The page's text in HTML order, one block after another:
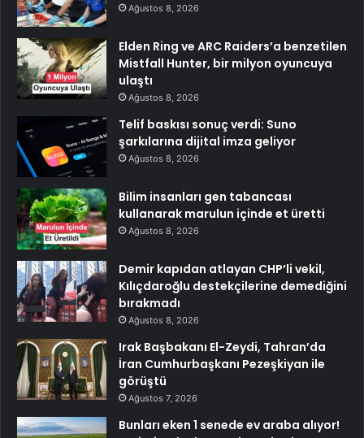
Ağustos 8, 2026
Elden Ring ve ARC Raiders’a benzetilen
Mistfall Hunter, bir milyon oyuncuya
ulaştı
Ağustos 8, 2026
Telif baskısı sonuç verdi: Suno
şarkılarına dijital imza geliyor
Ağustos 8, 2026
Bilim insanları gen tabancası
kullanarak marulun içinde et üretti
Ağustos 8, 2026
Demir kapıdan atlayan CHP’li vekil,
Kılıçdaroğlu destekçilerine demediğini
bırakmadı
Ağustos 8, 2026
Irak Başbakanı El-Zeydi, Tahran’da
İran Cumhurbaşkanı Pezeşkiyan ile
görüştü
Ağustos 7, 2026
Bunları eken 1 senede ev araba alıyor!